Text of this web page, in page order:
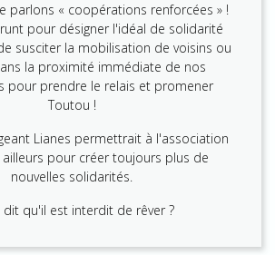
parlons « coopérations renforcées » !
pour désigner l'idéal de solidarité
susciter la mobilisation de voisins ou
la proximité immédiate de nos
pour prendre le relais et promener
Toutou !
Lianes permettrait à l'association
pour créer toujours plus de
nouvelles solidarités.
dit qu'il est interdit de rêver ?